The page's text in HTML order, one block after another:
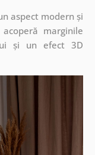
aspect modern și
marginile
și un efect 3D